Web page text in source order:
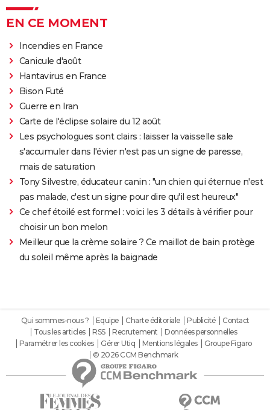
EN CE MOMENT
Incendies en France
Canicule d'août
Hantavirus en France
Bison Futé
Guerre en Iran
Carte de l'éclipse solaire du 12 août
Les psychologues sont clairs : laisser la vaisselle sale
s'accumuler dans l'évier n'est pas un signe de paresse,
mais de saturation
Tony Silvestre, éducateur canin : "un chien qui éternue n'est
pas malade, c'est un signe pour dire qu'il est heureux"
Ce chef étoilé est formel : voici les 3 détails à vérifier pour
choisir un bon melon
Meilleur que la crème solaire ? Ce maillot de bain protège
du soleil même après la baignade
Qui sommes-nous ? Equipe Charte éditoriale Publicité
Contact
Tous les articles
RSS Recrutement
Données personnelles
Paramétrer les cookies
Gérer Utiq Mentions légales
Groupe Figaro
© 2026 CCM Benchmark